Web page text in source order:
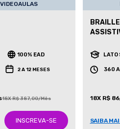
100% EAD
2 A 12 MESES
18X R$ 387,00/Mês
INSCREVA-SE
LATO
360
18X R$
SAIBA